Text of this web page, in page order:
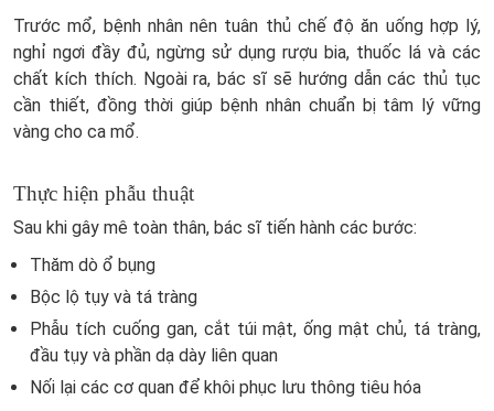
Trước mổ, bệnh nhân nên tuân thủ chế độ ăn uống hợp lý,
nghỉ ngơi đầy đủ, ngừng sử dụng rượu bia, thuốc lá và các
chất kích thích. Ngoài ra, bác sĩ sẽ hướng dẫn các thủ tục
cần thiết, đồng thời giúp bệnh nhân chuẩn bị tâm lý vững
vàng cho ca mổ.
Thực hiện phẫu thuật
Sau khi gây mê toàn thân, bác sĩ tiến hành các bước:
Thăm dò ổ bụng
Bộc lộ tụy và tá tràng
Phẫu tích cuống gan, cắt túi mật, ống mật chủ, tá tràng,
đầu tụy và phần dạ dày liên quan
Nối lại các cơ quan để khôi phục lưu thông tiêu hóa